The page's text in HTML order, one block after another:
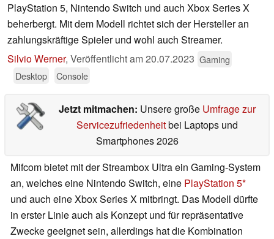
PlayStation 5, Nintendo Switch und auch Xbox Series X
beherbergt. Mit dem Modell richtet sich der Hersteller an
zahlungskräftige Spieler und wohl auch Streamer.
Silvio Werner, Veröffentlicht am20.07.2023 Gaming
Desktop
Console
Jetzt mitmachen: Unsere große Umfrage zur
Servicezufriedenheitbei Laptops und
Smartphones 2026
Mifcom bietet mit der Streambox Ultra ein Gaming-System
an, welches eine Nintendo Switch, eine PlayStation 5
und auch eine Xbox Series X mitbringt. Das Modell dürfte
in erster Linie auch als Konzept und für repräsentative
Zwecke geeignet sein, allerdings hat die Kombination